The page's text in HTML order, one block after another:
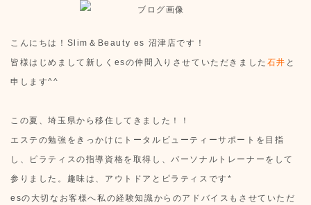
こんにちは！Slim＆Beauty es 沼津店です！
皆様はじめまして新しくesの仲間入りさせていただきました 石井 と
申します^^
この夏、埼玉県から移住してきました！！
エステの勉強をきっかけにトータルビューティーサポートを目指
し、ピラティスの指導資格を取得し、パーソナルトレーナーをして
参りました。趣味は、アウトドアとピラティスです*
esの大切なお客様へ私の経験知識からのアドバイスもさせていただ